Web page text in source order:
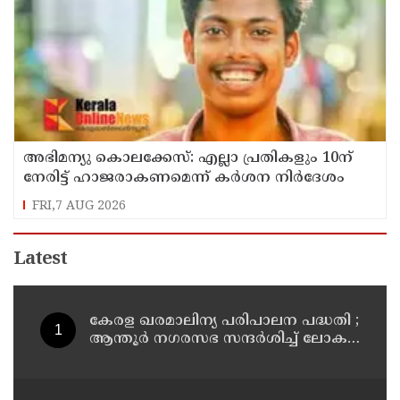
അഭിമന്യു കൊലക്കേസ്: എല്ലാ പ്രതികളും 10ന്‌
നേരിട്ട്‌ ഹാജരാകണമെന്ന്‌ കർശന നിർദേശം
FRI,7 AUG 2026
Latest
കേരള ഖരമാലിന്യ പരിപാലന പദ്ധതി ;
ആന്തൂർ നഗരസഭ സന്ദർശിച്ച് ലോക